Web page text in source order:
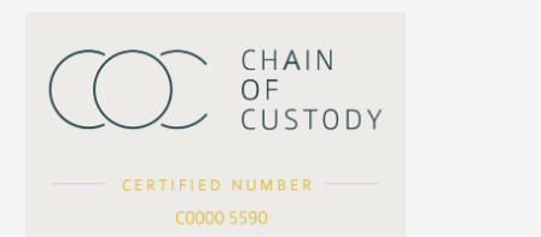
公司名稱
S車花鏈系列
珍珠鏈系列
坦克鏈系列
滿天星鏈系列
方假繩鏈系列
珠扣